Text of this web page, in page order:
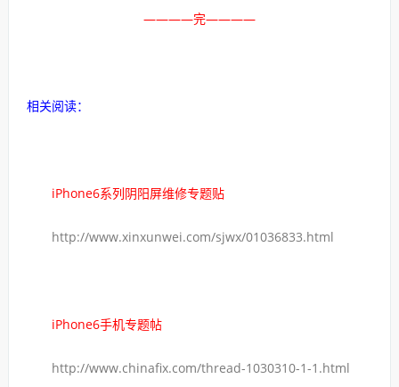
————完————
相关阅读：
iPhone6系列阴阳屏维修专题贴
http://www.xinxunwei.com/sjwx/01036833.html
iPhone6手机专题帖
http://www.chinafix.com/thread-1030310-1-1.html